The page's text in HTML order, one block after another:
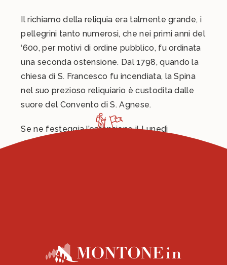
Il richiamo della reliquia era talmente grande, i
pellegrini tanto numerosi, che nei primi anni del
‘600, per motivi di ordine pubblico, fu ordinata
una seconda ostensione. Dal 1798, quando la
chiesa di S. Francesco fu incendiata, la Spina
nel suo prezioso reliquiario è custodita dalle
suore del Convento di S. Agnese.
Se ne festeggia l’ostensione il Lunedì
dell’Angelo e la penultima domenica di Agosto